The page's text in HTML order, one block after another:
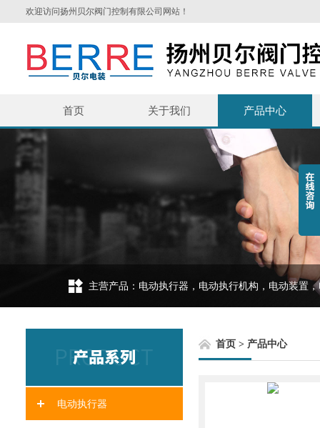
欢迎访问扬州贝尔阀门控制有限公司网站！
首页 关于我们 产品中心
主营产品：电动执行器，电动执行机构，电动装置
电动执行器
首页> 产品中心